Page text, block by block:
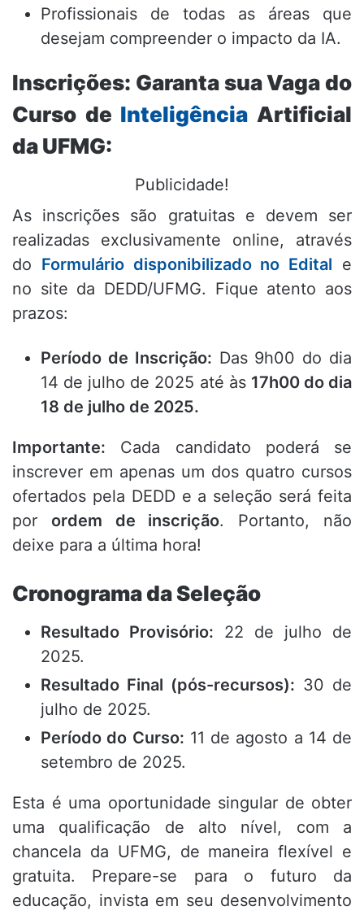
Profissionais de todas as áreas que
desejam compreender o impacto da IA.
Inscrições: Garanta sua Vaga do
Curso de Inteligência Artificial
da UFMG:
Publicidade!
As inscrições são gratuitas e devem ser
realizadas exclusivamente online, através
do Formulário disponibilizado no Edital e
no site da DEDD/UFMG. Fique atento aos
prazos:
Período de Inscrição: Das 9h00 do dia
14 de julho de 2025 até às 17h00 do dia
18 de julho de 2025.
Importante: Cada candidato poderá se
inscrever em apenas um dos quatro cursos
ofertados pela DEDD e a seleção será feita
por ordem de inscrição. Portanto, não
deixe para a última hora!
Cronograma da Seleção
Resultado Provisório: 22 de julho de
2025.
Resultado Final (pós-recursos): 30 de
julho de 2025.
Período do Curso: 11 de agosto a 14 de
setembro de 2025.
Esta é uma oportunidade singular de obter
uma qualificação de alto nível, com a
chancela da UFMG, de maneira flexível e
gratuita. Prepare-se para o futuro da
educação, invista em seu desenvolvimento